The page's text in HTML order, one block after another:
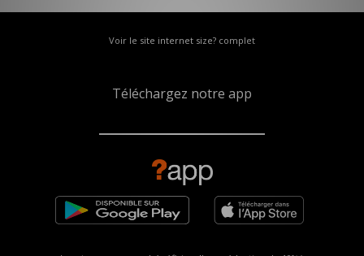
Voir le site internet size? complet
Téléchargez notre app